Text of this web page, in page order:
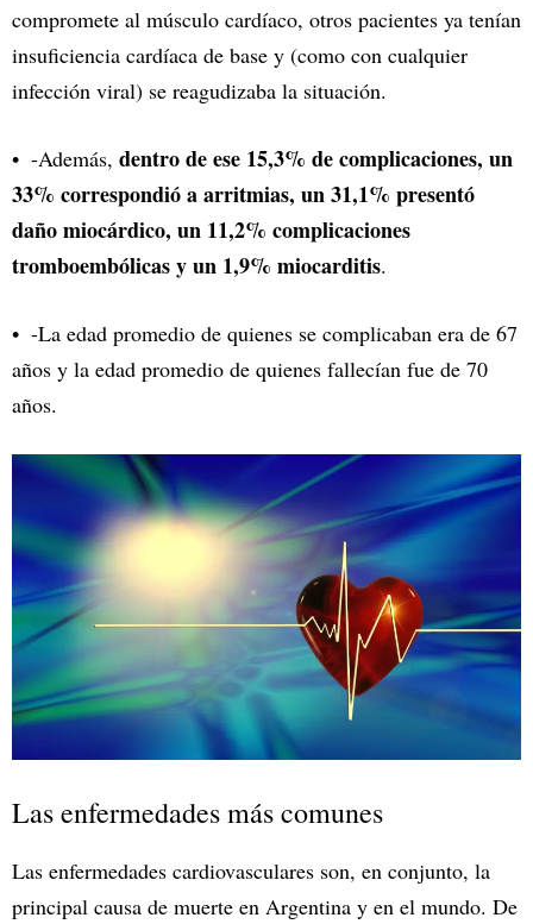
compromete al músculo cardíaco, otros pacientes ya tenían
insuficiencia cardíaca de base y (como con cualquier
infección viral) se reagudizaba la situación.
-Además, dentro de ese 15,3% de complicaciones, un
33% correspondió a arritmias, un 31,1% presentó
daño miocárdico, un 11,2% complicaciones
tromboembólicas y un 1,9% miocarditis.
-La edad promedio de quienes se complicaban era de 67
años y la edad promedio de quienes fallecían fue de 70
años.
Las enfermedades más comunes
Las enfermedades cardiovasculares son, en conjunto, la
principal causa de muerte en Argentina y en el mundo. De